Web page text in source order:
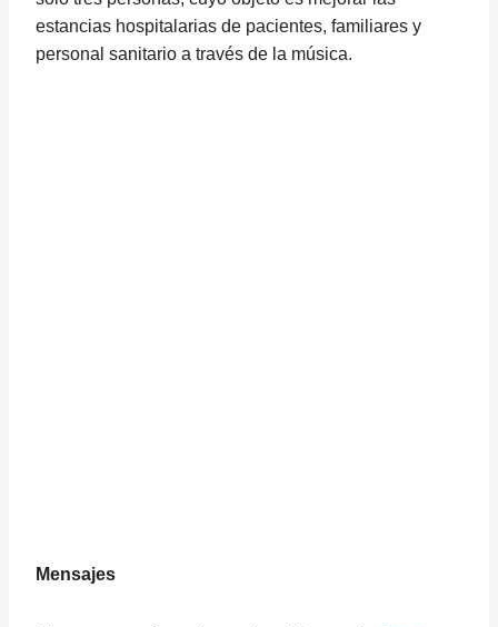
estancias hospitalarias de pacientes, familiares y
personal sanitario a través de la música.
Mensajes